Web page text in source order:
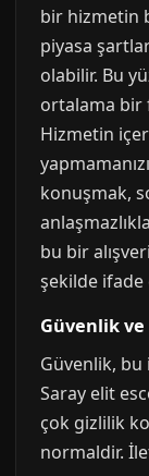
bir hizmetin
piyasa
olabilir. Bu
ortalama bir
Hizmetin
konuşmak,
bu bir
şekilde ifade
Güvenlik
Güvenlik, bu
Saray elit
çok gizlilik
normaldir.